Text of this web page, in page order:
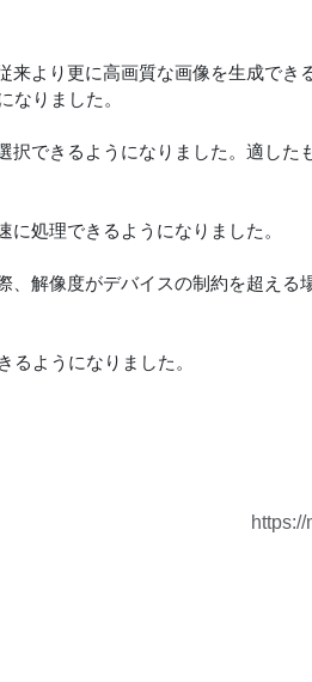
来より更に高画質な画像を生成でき
なりました。
択できるようになりました。適した
に処理できるようになりました。
、解像度がデバイスの制約を超える
るようになりました。